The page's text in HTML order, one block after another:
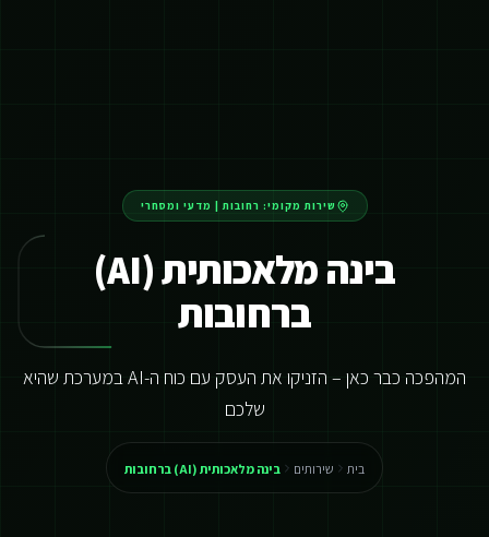
שירות מקומי: רחובות| מדעי ומסחרי
בינה מלאכותית (AI)
ברחובות
המהפכה כבר כאן – הזניקו את העסק עם כוח ה-AI במערכת שהיא
שלכם
בית שירותים בינה מלאכותית (AI) ברחובות